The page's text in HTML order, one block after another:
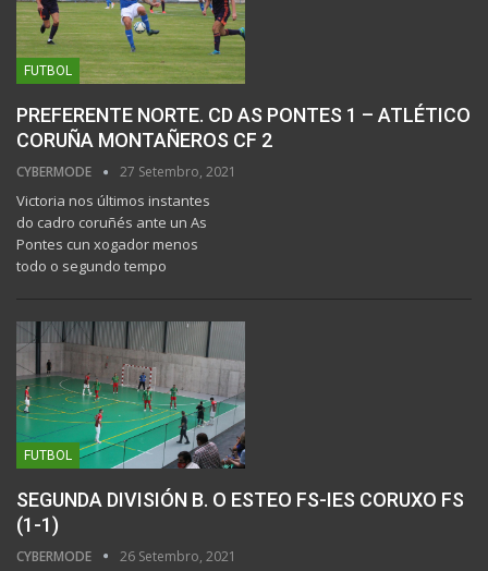
FUTBOL
PREFERENTE NORTE. CD AS PONTES 1 – ATLÉTICO
CORUÑA MONTAÑEROS CF 2
CYBERMODE 27 Setembro, 2021
Victoria nos últimos instantes
do cadro coruñés ante un As
Pontes cun xogador menos
todo o segundo tempo
FUTBOL
SEGUNDA DIVISIÓN B. O ESTEO FS-IES CORUXO FS
(1-1)
CYBERMODE 26 Setembro, 2021